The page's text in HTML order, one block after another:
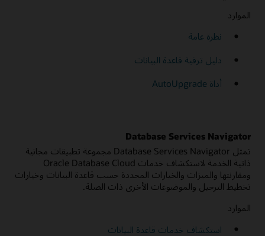
الموارد
نظرة عامة
دليل ترقية قاعدة البيانات
أداة AutoUpgrade
Database Services Navigator
تمثل Database Services Navigator مجموعة تطبيقات مجانية
ذاتية الخدمة لاستكشاف خدمات Oracle Database Cloud
ومقارنتها والميزات والخيارات المحددة حسب قاعدة البيانات وخيارات
تخطيط الترحيل والموضوعات الأخرى ذات الصلة.
الموارد
استكشاف خدمات قاعدة البيانات